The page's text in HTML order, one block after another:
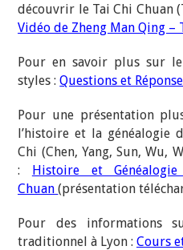
découvrir le Tai Chi Chuan
Vidéo de Zheng Man Qing –
Pour en savoir plus sur
styles :Questions et
Pour une présentation
l’histoire et la généalogie
Chi (Chen, Yang, Sun, Wu,
: Histoire et
Chuan (présentation
Pour des informations
traditionnel à Lyon :Cours